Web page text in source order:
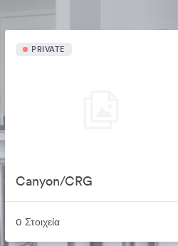
PRIVATE
Canyon/CRG
0 Στοιχεία